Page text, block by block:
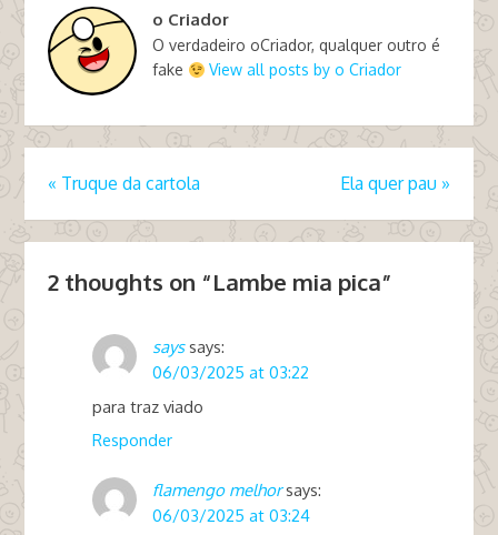
o Criador
O verdadeiro oCriador, qualquer outro é
fake
View all posts by o Criador
« Truque da cartola Ela quer pau »
2 thoughts on “Lambe mia pica”
says says:
06/03/2025 at 03:22
para traz viado
Responder
flamengo melhor says:
06/03/2025 at 03:24